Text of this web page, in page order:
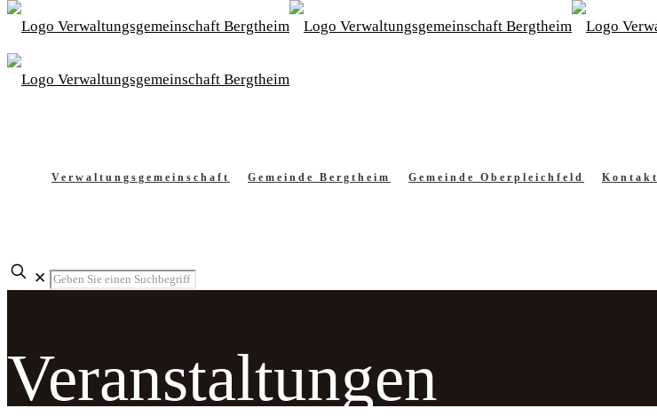
Verwaltungsgemeinschaft Gemeinde Bergtheim Gemeinde Oberpleichfeld Kontakt
✕
Veranstaltungen